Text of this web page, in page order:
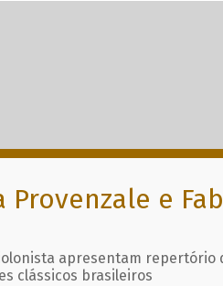
Provenzale e
apresentam repertório
clássicos brasileiros